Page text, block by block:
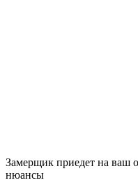
Замерщик приедет на ваш
нюансы